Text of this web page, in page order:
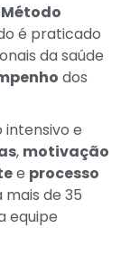
é praticado
da saúde
dos
e
, motivação
e processo
de 35
equipe